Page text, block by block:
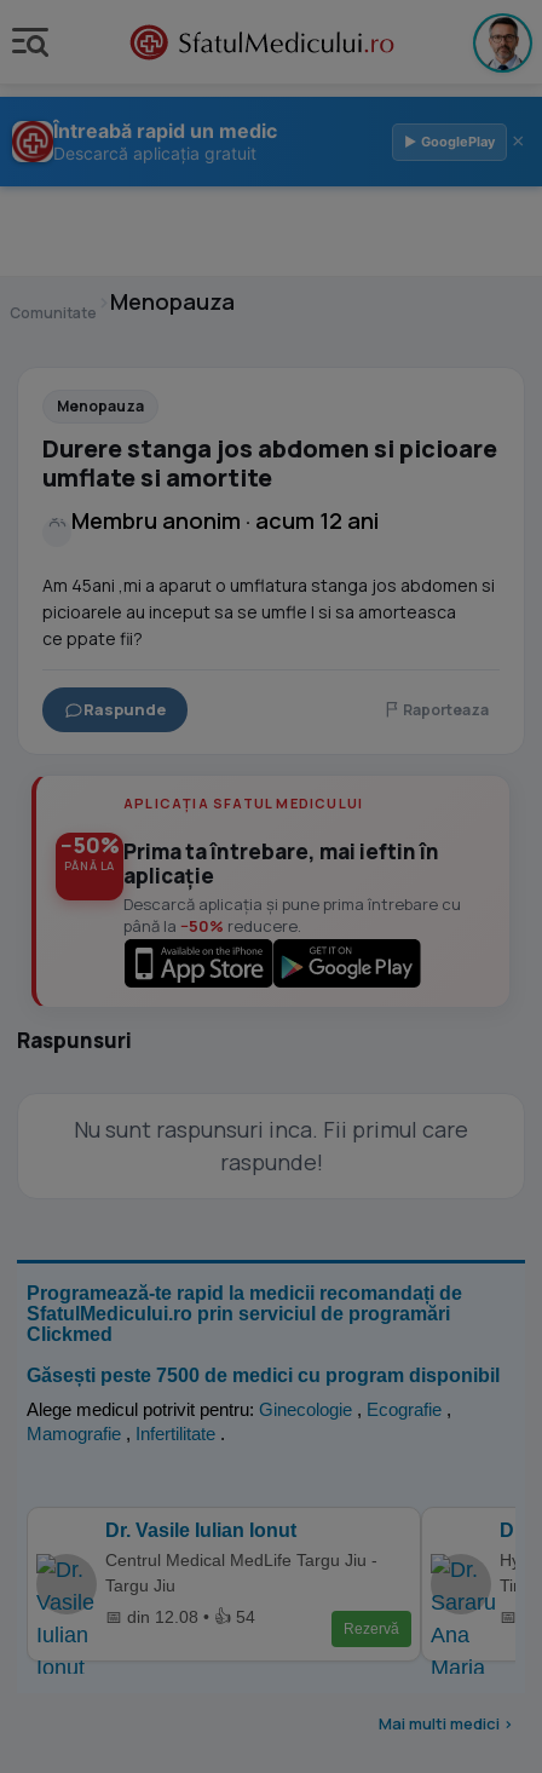
Întreabă rapid un medic
Descarcă aplicația gratuit
▶ GooglePlay ×
Comunitate Menopauza
Menopauza
Durere stanga jos abdomen si picioare
umflate si amortite
Membru anonim · acum 12 ani
Am 45ani ,mi a aparut o umflatura stanga jos abdomen si
picioarele au inceput sa se umfle l si sa amorteasca
ce ppate fii?
Raspunde Raporteaza
−50%
PÂNĂ LA
APLICAȚIA SFATUL MEDICULUI
Prima ta întrebare, mai ieftin în
aplicație
Descarcă aplicația și pune prima întrebare cu
până la −50% reducere.
Raspunsuri
Nu sunt raspunsuri inca. Fii primul care
raspunde!
Programează-te rapid la medicii recomandați de
SfatulMedicului.ro prin serviciul de programări
Clickmed
Găsești peste 7500 de medici cu program disponibil
Alege medicul potrivit pentru: Ginecologie , Ecografie ,
Mamografie , Infertilitate .
Dr. Vasile Iulian Ionut
Centrul Medical MedLife Targu Jiu -
Targu Jiu
📅 din 12.08 • 👍 54
Rezervă
Dr.
📅
Mai multi medici >